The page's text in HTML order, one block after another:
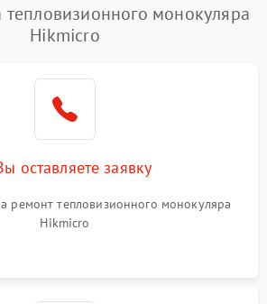
монокуляра
Hikmicro
оставляете заявку
ремонт тепловизионного монокуляра
Hikmicro